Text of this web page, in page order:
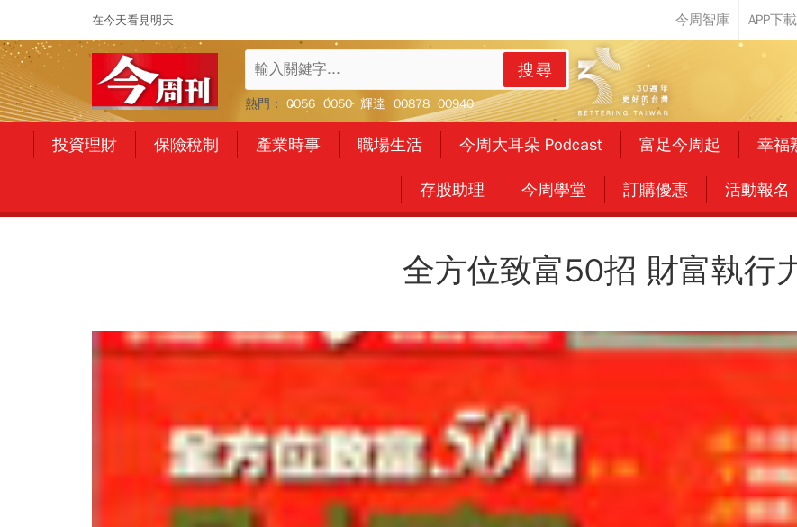
在今天看見明天
搜尋
熱門： 0056 0050 輝達 00878 00940
投資理財 保險稅制 產業時事 職場生活 今周大耳朵 Podcast 富足今周起 幸福
存股助理 今周學堂 訂購優惠 活動報名
全方位致富50招 財富執行